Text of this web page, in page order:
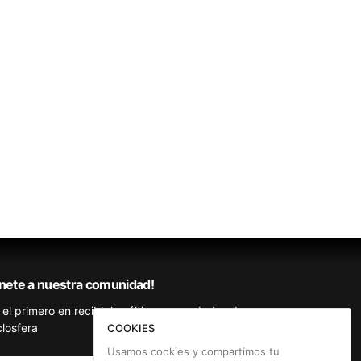
a nuestra comunidad!
el primero en recibir las últimas novedades de
COOKIES
Usamos cookies y compartimos tu